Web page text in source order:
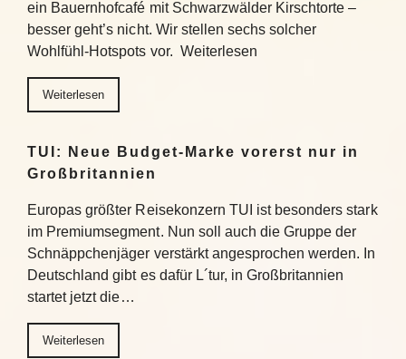
ein Bauernhofcafé mit Schwarzwälder Kirschtorte –
besser geht’s nicht. Wir stellen sechs solcher
Wohlfühl-Hotspots vor. Weiterlesen
Weiterlesen
TUI: Neue Budget-Marke vorerst nur in
Großbritannien
Europas größter Reisekonzern TUI ist besonders stark
im Premiumsegment. Nun soll auch die Gruppe der
Schnäppchenjäger verstärkt angesprochen werden. In
Deutschland gibt es dafür L´tur, in Großbritannien
startet jetzt die…
Weiterlesen